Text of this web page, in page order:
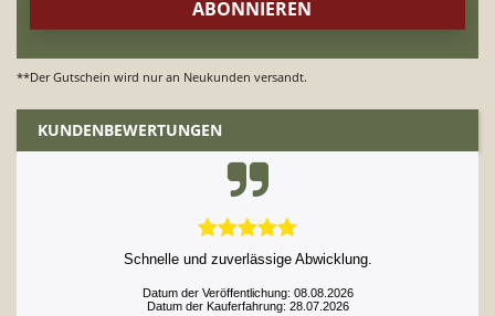
**Der Gutschein wird nur an Neukunden versandt.
KUNDENBEWERTUNGEN
Schnelle und zuverlässige Abwicklung.
Datum der Veröffentlichung: 08.08.2026
Datum der Kauferfahrung: 28.07.2026